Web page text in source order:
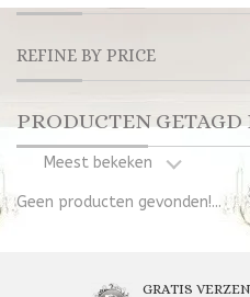
REFINE BY PRICE
PRODUCTEN
Meest bekeken
Geen producten gevonden!...
GRATIS